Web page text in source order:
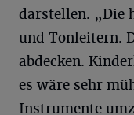
darstellen. „Die
und Tonleitern.
abdecken.
es wäre sehr
Instrumente